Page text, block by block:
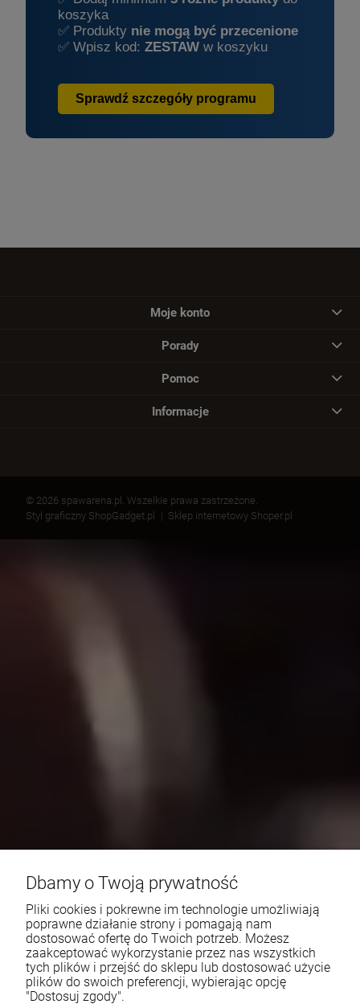
koszyka
✅ Produkty nie mogą być przecenione
✅ Wpisz kod: ZESTAW w koszyku
Sprawdź szczegóły programu
Moje konto
Porady
Pomoc
Informacje
© 2026 spawarena.pl. Wszelkie prawa zastrzeżone.
Styl graficzny ShopGadget.pl
Sklep internetowy Shoper.pl
Dbamy o Twoją prywatność
Pliki cookies i pokrewne im technologie umożliwiają
poprawne działanie strony i pomagają nam
dostosować ofertę do Twoich potrzeb. Możesz
zaakceptować wykorzystanie przez nas wszystkich
tych plików i przejść do sklepu lub dostosować użycie
plików do swoich preferencji, wybierając opcję
"Dostosuj zgody".